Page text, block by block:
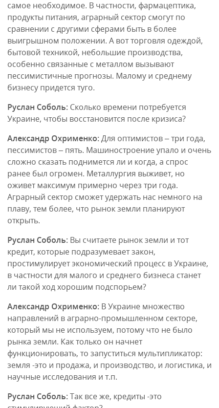
самое необходимое. В частности, фармацептика,
продукты питания, аграрный сектор смогут по
сравнении с другими сферами быть в более
выигрышном положении. А вот торговля одеждой,
бытовой техникой, небольшие производства,
особенно связанные с металлом вызывают
пессимистичные прогнозы. Малому и среднему
бизнесу придется туго.
Руслан Соболь: Сколько времени потребуется
Украине, чтобы восстановится после кризиса?
Александр Охрименко:Для оптимистов – три года,
пессимистов – пять. Машиностроение упало и очень
сложно сказать поднимется ли и когда, а спрос
ранее был огромен. Металлургия выживет, но
оживет максимум примерно через три года.
Аграрный сектор сможет удержать нас немного на
плаву, тем более, что рынок земли планируют
открыть.
Руслан Соболь: Вы считаете рынок земли и тот
кредит, которые подразумевает закон,
простимулирует экономический процесс в Украине,
в частности для малого и среднего бизнеса станет
ли такой ход хорошим подспорьем?
Александр Охрименко: В Украине множество
направлений в аграрно-промышленном секторе,
который мы не используем, потому что не было
рынка земли. Как только он начнет
функционировать, то запуститься мультипликатор:
земля -это и продажа, и производство, и логистика, и
научные исследования и т.п.
Руслан Соболь:Так все же, кредиты -это